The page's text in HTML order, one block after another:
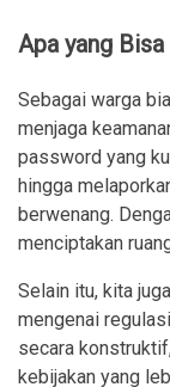
Apa yang
Sebagai warga
menjaga
password yang
hingga
berwenang.
menciptakan
Selain itu, kita
mengenai
secara
kebijakan yang